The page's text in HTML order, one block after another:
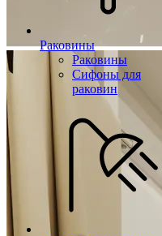
Раковины
Раковины
Сифоны для
раковин